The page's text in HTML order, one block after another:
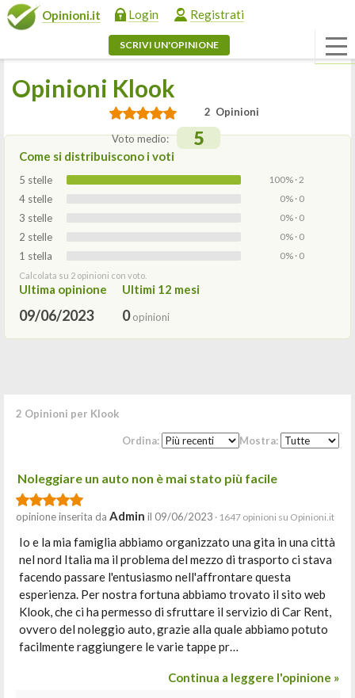
Opinioni.it Login Registrati
SCRIVI UN'OPINIONE
Opinioni Klook
2 Opinioni
Voto medio: 5
Come si distribuiscono i voti
5 stelle 100% · 2
4 stelle 0% · 0
3 stelle 0% · 0
2 stelle 0% · 0
1 stella 0% · 0
Calcolata su 2 opinioni con voto.
Ultima opinione
09/06/2023
Ultimi 12 mesi
0opinioni
2 Opinioni per Klook
Ordina: Mostra:
Noleggiare un auto non è mai stato più facile
opinione inserita da Admin il 09/06/2023 · 1647 opinioni su Opinioni.it
Io e la mia famiglia abbiamo organizzato una gita in una città
nel nord Italia ma il problema del mezzo di trasporto ci stava
facendo passare l'entusiasmo nell'affrontare questa
esperienza. Per nostra fortuna abbiamo trovato il sito web
Klook, che ci ha permesso di sfruttare il servizio di Car Rent,
ovvero del noleggio auto, grazie alla quale abbiamo potuto
facilmente raggiungere le varie tappe pr…
Continua a leggere l'opinione »